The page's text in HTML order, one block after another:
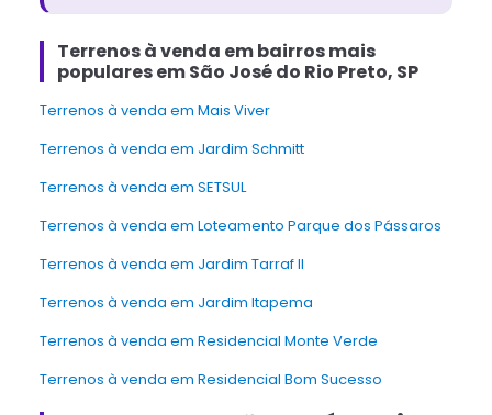
Terrenos à venda em bairros mais
populares em São José do Rio Preto, SP
Terrenos à venda em Mais Viver
Terrenos à venda em Jardim Schmitt
Terrenos à venda em SETSUL
Terrenos à venda em Loteamento Parque dos Pássaros
Terrenos à venda em Jardim Tarraf II
Terrenos à venda em Jardim Itapema
Terrenos à venda em Residencial Monte Verde
Terrenos à venda em Residencial Bom Sucesso